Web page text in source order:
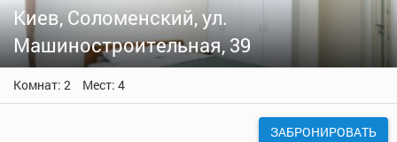
Киев, Соломенский, ул.
Машиностроительная, 39
Комнат: 2 Мест: 4
ЗАБРОНИРОВАТЬ